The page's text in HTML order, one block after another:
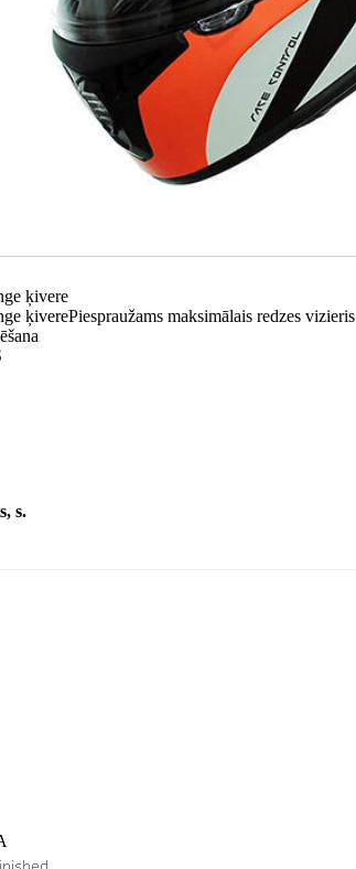
ķivere
ķiverePiespraužams maksimālais redzes vizieris
s.